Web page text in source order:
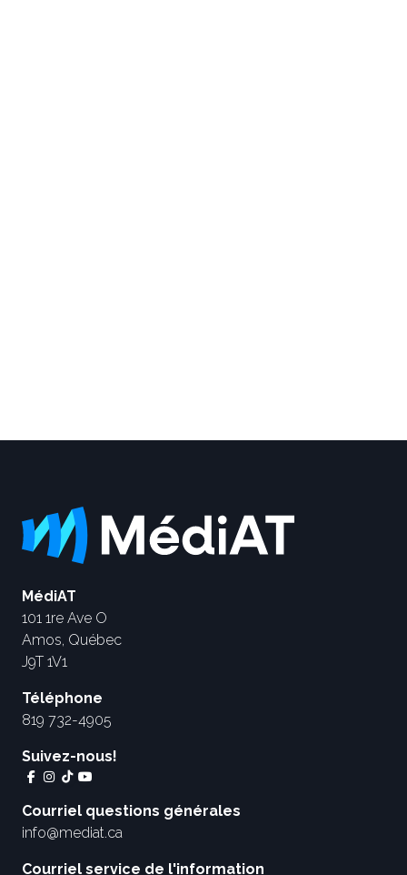
MédiAT
101 1re Ave O
Amos, Québec
J9T 1V1
Téléphone
819 732-4905
Suivez-nous!
Courriel questions générales
info@mediat.ca
Courriel service de l'information